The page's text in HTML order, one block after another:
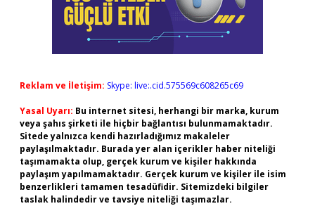
Reklam ve İletişim: Skype: live:.cid.575569c608265c69
Yasal Uyarı: Bu internet sitesi, herhangi bir marka, kurum
veya şahıs şirketi ile hiçbir bağlantısı bulunmamaktadır.
Sitede yalnızca kendi hazırladığımız makaleler
paylaşılmaktadır. Burada yer alan içerikler haber niteliği
taşımamakta olup, gerçek kurum ve kişiler hakkında
paylaşım yapılmamaktadır. Gerçek kurum ve kişiler ile isim
benzerlikleri tamamen tesadüfidir. Sitemizdeki bilgiler
taslak halindedir ve tavsiye niteliği taşımazlar.